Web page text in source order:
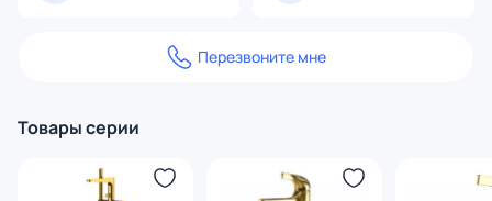
Перезвоните мне
Товары серии